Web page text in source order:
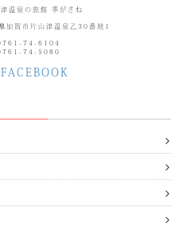
温泉の旅館 季がさね
賀市片山津温泉乙30番地1
74-6104
74-5080